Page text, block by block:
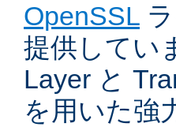
OpenSSL
提供してい
Layer と
を用いた強